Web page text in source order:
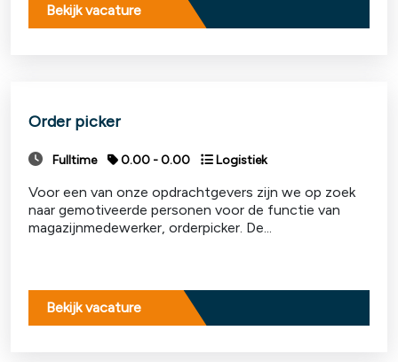
Bekijk vacature
Order picker
Fulltime 0.00 - 0.00 Logistiek
Voor een van onze opdrachtgevers zijn we op zoek
naar gemotiveerde personen voor de functie van
magazijnmedewerker, orderpicker. De...
Bekijk vacature